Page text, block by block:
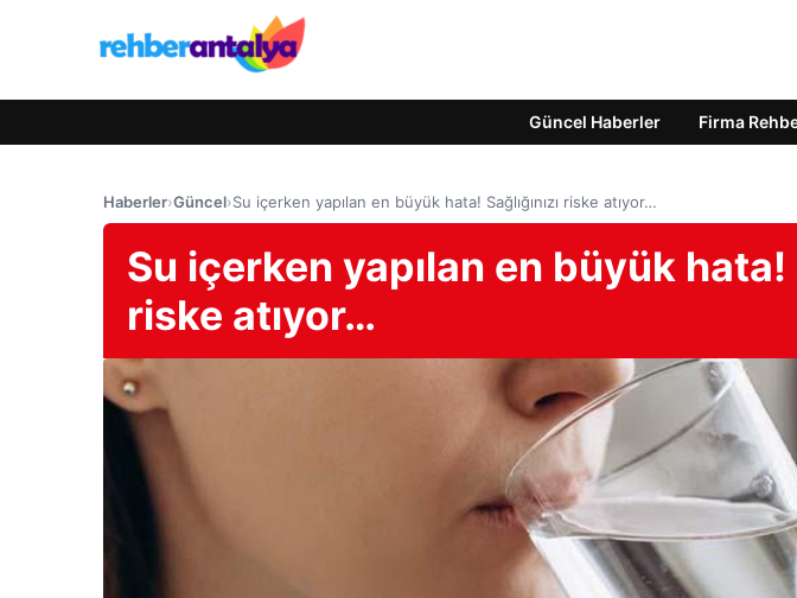
Güncel Haberler Firma
Haberler›Güncel›Su içerken yapılan en büyük hata! Sağlığınızı riske atıyor…
Su içerken yapılan en büyük hata!
riske atıyor…